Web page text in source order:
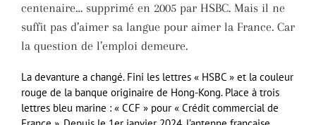
centenaire… supprimé en 2005 par HSBC. Mais il ne
suffit pas d’aimer sa langue pour aimer la France. Car
la question de l’emploi demeure.
La devanture a changé. Fini les lettres « HSBC » et la couleur
rouge de la banque originaire de Hong-Kong. Place à trois
lettres bleu marine : « CCF » pour « Crédit commercial de